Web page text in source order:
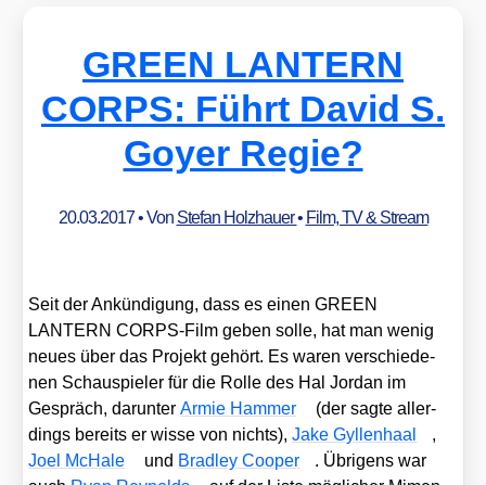
GREEN LANTERN
CORPS: Führt David S.
Goyer Regie?
20.03.2017• Von Stefan Holzhauer• Film, TV & Stream
Seit der Ankün­di­gung, dass es einen GREEN
LANTERN CORPS-Film geben sol­le, hat man wenig
neu­es über das Pro­jekt gehört. Es waren ver­schie­de­
nen Schau­spie­ler für die Rol­le des Hal Jor­dan im
Gespräch, dar­un­terArmie Ham­mer
(der sag­te aller­
dings bereits er wis­se von nichts),Jake Gyl­len­haal
,
Joel McHa­le
und Brad­ley Coo­per
. Übri­gens war